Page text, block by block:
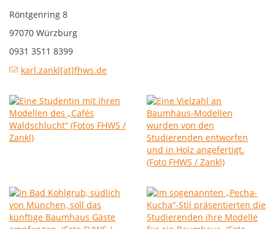
Röntgenring 8
97070 Würzburg
0931 3511 8399
karl.zankl[at]fhws.de